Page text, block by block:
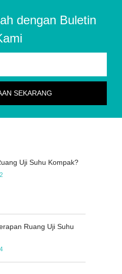
dengan Buletin
Uji Suhu Kompak?
Ruang Uji Suhu